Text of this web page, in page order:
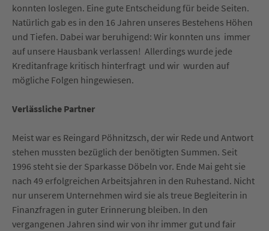
konnten loslegen. Eine gute Entscheidung für beide Seiten.
Natürlich gab es in den 16 Jahren unseres Bestehens Höhen
und Tiefen. Dabei war beruhigend: Wir konnten uns immer
auf unsere Hausbank verlassen! Allerdings wurde jede
Kreditanfrage kritisch hinterfragt und wir wurden auf
mögliche Folgen hingewiesen.
Verlässliche Partner
Meist war es Reingard Pöhnitzsch, der wir Rede und Antwort
stehen mussten bezüglich der benötigten Summen. Seit
1996 steht sie der Sparkasse Döbeln vor. Ende Mai geht sie
nach 49 erfolgreichen Arbeitsjahren in den Ruhestand. Nicht
nur unserem Unternehmen wird sie als treue Begleiterin in
Finanzfragen in guter Erinnerung bleiben. In den
vergangenen Jahren sind wir von ihr immer gut und fair